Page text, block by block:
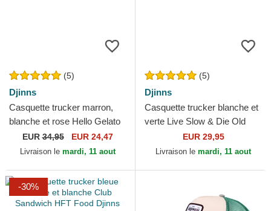
(5)
Djinns
Casquette trucker marron,
blanche et rose Hello Gelato
HFT Food Djinns
EUR34,95 EUR 24,47
Livraison le mardi, 11 aout
(5)
Djinns
Casquette trucker blanche et
verte Live Slow & Die Old
HFT LSDO Djinns
EUR 29,95
Livraison le mardi, 11 aout
-30%